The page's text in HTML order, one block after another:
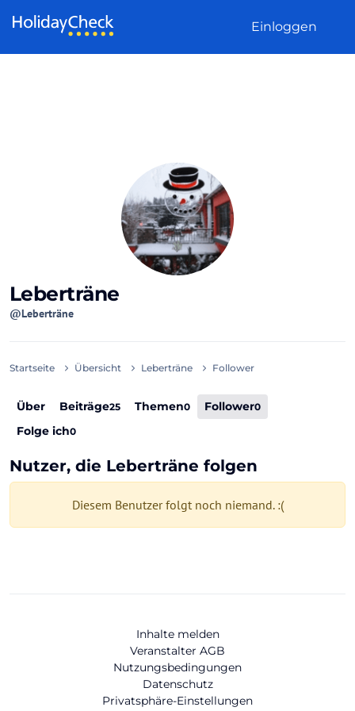
Einloggen
Leberträne
@Leberträne
Startseite Übersicht Leberträne Follower
Über Beiträge25 Themen0 Follower0
Folge ich0
Nutzer, die Leberträne folgen
Diesem Benutzer folgt noch niemand. :(
Inhalte melden
Veranstalter AGB
Nutzungsbedingungen
Datenschutz
Privatsphäre-Einstellungen